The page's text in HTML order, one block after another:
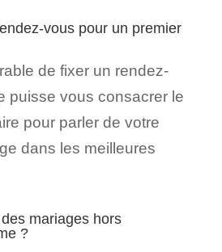
vous pour un premier
de fixer un rendez-
puisse vous consacrer le
pour parler de votre
dans les meilleures
mariages hors
?